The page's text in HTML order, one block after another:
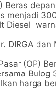
menjadi
Diesel
DIRGA dan
(OP)
Bulog
harga